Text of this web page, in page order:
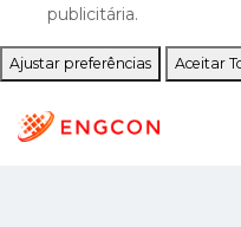
publicitária.
Ajustar preferências Aceitar